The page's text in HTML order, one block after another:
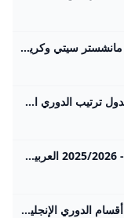
ترتيب الدوري الإنجليزي بعد تعادل مانشستر سيتي وكريستال بالاس أفلت فريق مانشستر سيتي من هزيمة أمام كريستال بالاس في الدوري الإنجليزي الممتاز، خلال المباراة التي أقيمت بين الفريقين مساء السبت. رئيس التحرير أحمد سليمان جوجل نيوز
مانشستير سيتي في الصدارة..جدول ترتيب الدوري الإنجليزي بعد ختام الجولة الأولى اختتمت مساء الإثنين منافسات الجولة الأولى من الدوري الإنجليزي الممتاز لموسم 2025-2026، وذلك بمواجهة إيفرتون أمام القسم الرياضي الثلاثاء 19/أغسطس/2025 - 12:08 ص 8/19/2025 12:08:57 AM الدوري الإنجليزي اختتمت مساء الإثنين منافسات الجولة الأولى من الدوري الإنجليزي الممتاز لموسم 2025-2026، وذلك بمواجهة إيفرتون أمام ليدز يونايتد التي أنتهت منذ قليل. مباراة إيفرتون وليدز يونايتد ونجح ليدز يونايتد في تحقيق الفوز علي نظيره إيفرتون بهدف نظيف في المباراة التي جمعت بينهم علي ملعب إيلاند رود في الدوري الإنجليزي.
جدول الدوري الإنجليزي الممتاز - 2025/2026 العربية Goal.com استعرض أحدث الترتيب وأرقام الفريق في الموسم الدوري الإنجليزي الممتاز 2025/2026 مع GOAL
FilGoal الدوري الإنجليزي FilGoal أقسام الدوري الإنجليزي الرئيسية أخبار مباريات ميركاتو فانتازي في الجول مسابقة التوقعات فيديوهات عدسات آراء حرة ركن الألعاب الدوري المصري الدوري الإنجليزي الممتاز كأس العالم للأندية الدوري البرتغالي الدوري الإسباني الدوري الإيطالي الدوري الألماني الدوري السعودي للمحترفين دوري أبطال أوروبا الدوري الأوروبي كل البطولات الكرة المصرية الدوري المصري الكرة الأوروبية الكرة الإفريقية منتخب مصر سعودي في الجول الدوري الإنجليزي الدوري الإسباني دوري أبطال أوروبا القسم الثاني رياضات أخرى كرة سلة